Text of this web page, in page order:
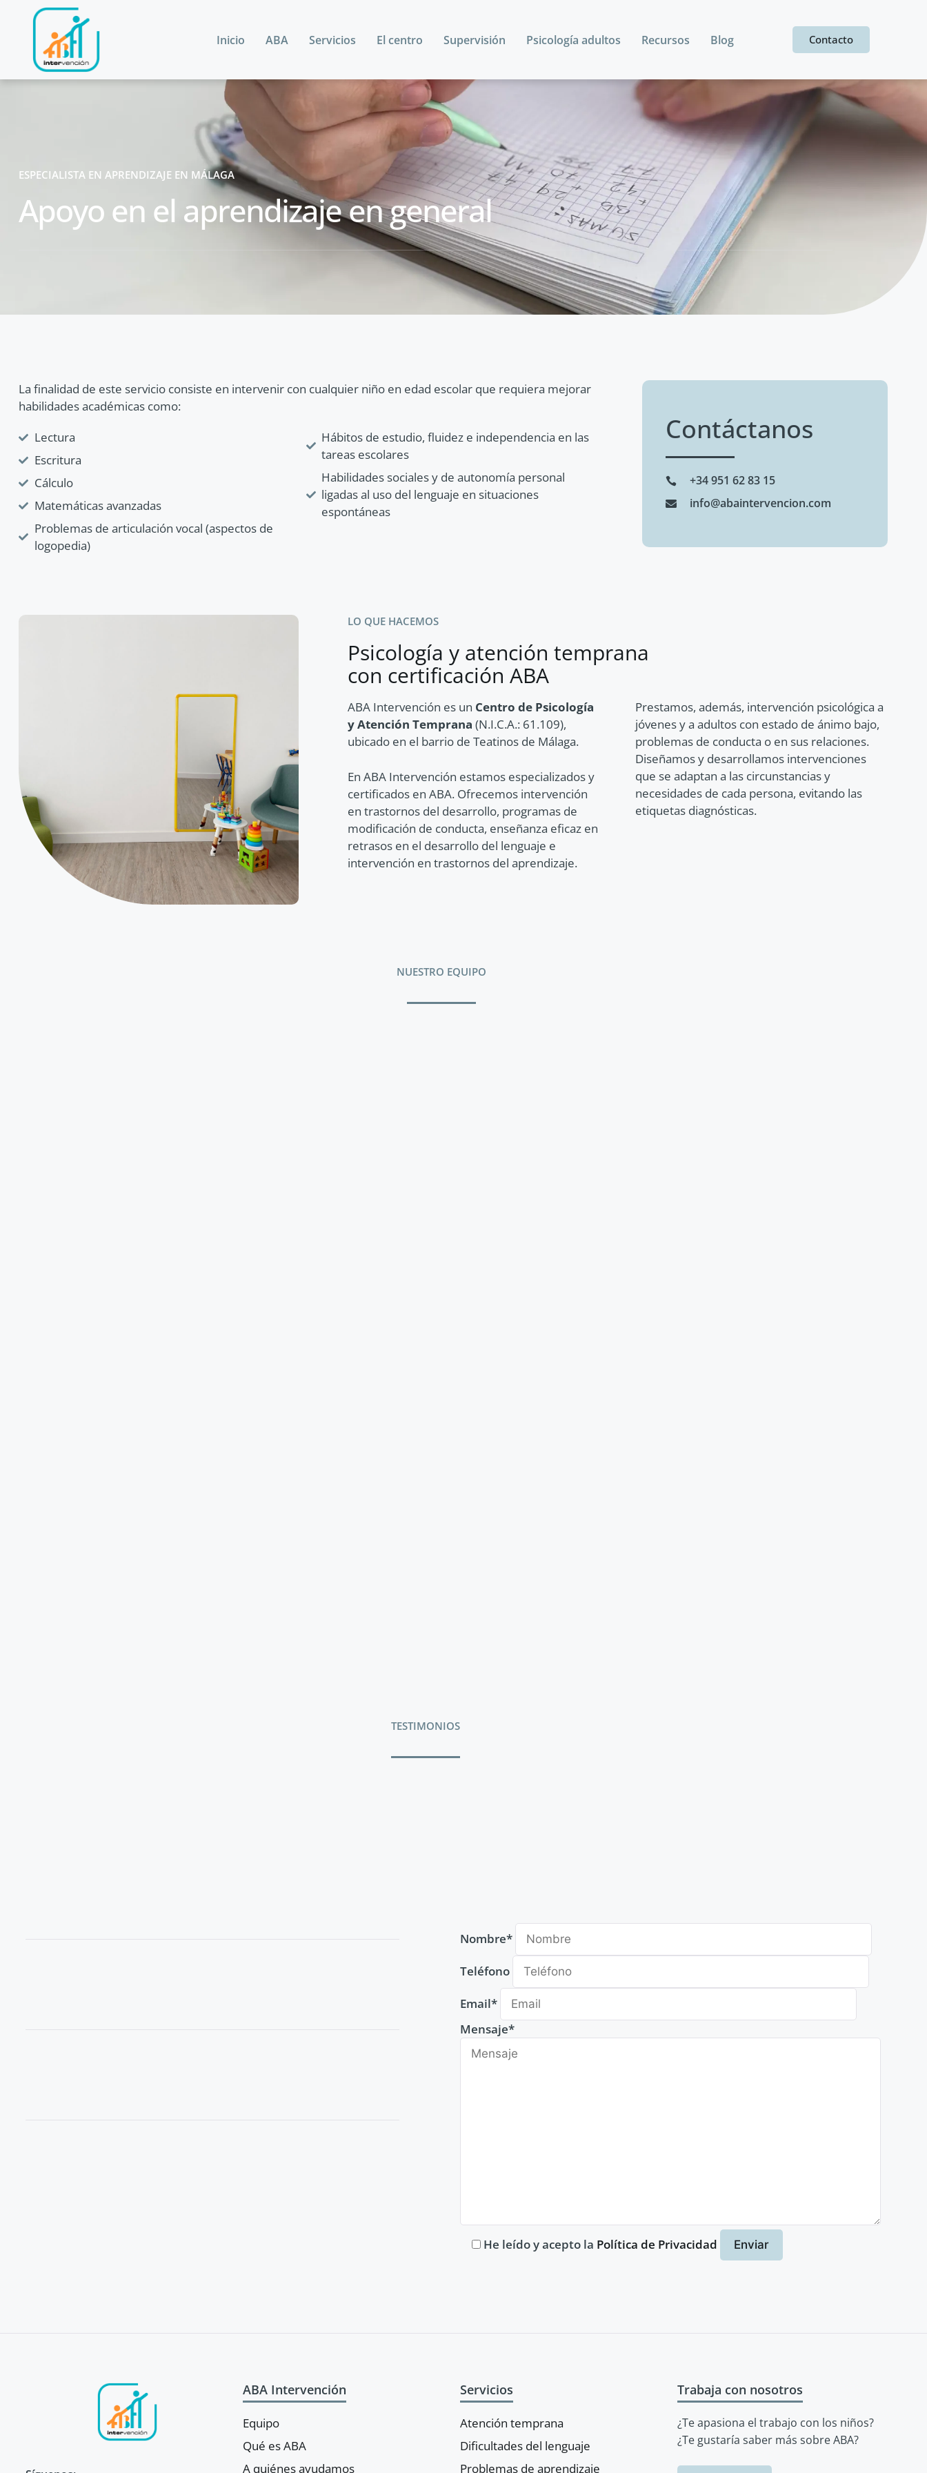
Inicio ABA Servicios El centro Supervisión Psicología adultos Recursos Blog Contacto
ESPECIALISTA EN APRENDIZAJE EN MÁLAGA
Apoyo en el aprendizaje en general
La finalidad de este servicio consiste en intervenir con cualquier niño en edad escolar que requiera mejorar
habilidades académicas como:
Lectura
Escritura
Cálculo
Matemáticas avanzadas
Problemas de articulación vocal (aspectos de
logopedia)
Hábitos de estudio, fluidez e independencia en las
tareas escolares
Habilidades sociales y de autonomía personal
ligadas al uso del lenguaje en situaciones
espontáneas
Contáctanos
+34 951 62 83 15
info@abaintervencion.com
LO QUE HACEMOS
Psicología y atención temprana
con certificación ABA
ABA Intervención es un Centro de Psicología
y Atención Temprana (N.I.C.A.: 61.109),
ubicado en el barrio de Teatinos de Málaga.
En ABA Intervención estamos especializados y
certificados en ABA. Ofrecemos intervención
en trastornos del desarrollo, programas de
modificación de conducta, enseñanza eficaz en
retrasos en el desarrollo del lenguaje e
intervención en trastornos del aprendizaje.
Prestamos, además, intervención psicológica a
jóvenes y a adultos con estado de ánimo bajo,
problemasde conducta o en sus relaciones.
Diseñamos y desarrollamos intervenciones
que se adaptan a lascircunstanciasy
necesidades de cada persona, evitando las
etiquetas diagnósticas.
NUESTRO EQUIPO
TESTIMONIOS
Nombre*
Teléfono
Email*
Mensaje*
He leído y acepto la Política de Privacidad
ABA Intervención
Equipo
Qué es ABA
A quiénes ayudamos
Servicios
Atención temprana
Dificultades del lenguaje
Problemas de aprendizaje
Trabaja con nosotros
¿Te apasiona el trabajo con los niños?
¿Te gustaría saber más sobre ABA?